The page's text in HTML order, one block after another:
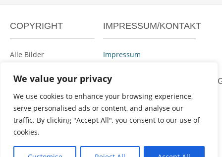
We value your privacy
We use cookies to enhance your browsing experience,
serve personalised ads or content, and analyse our
traffic. By clicking "Accept All", you consent to our use of
cookies.
COPYRIGHT
Alle Bilder
geschützt.
IMPRESSUM/KONTAKT
Impressum
Datenschutzerklärung
Powered byWordPress&Portfolio.